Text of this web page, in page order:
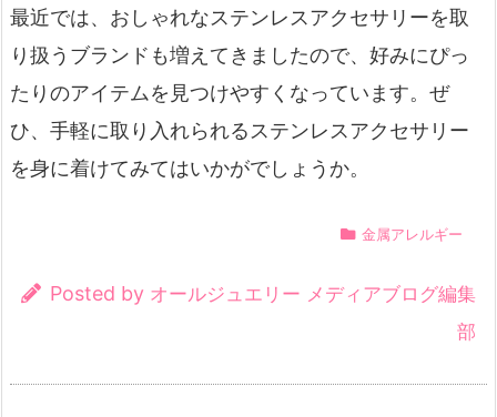
最近では、おしゃれなステンレスアクセサリーを取
り扱うブランドも増えてきましたので、好みにぴっ
たりのアイテムを見つけやすくなっています。ぜ
ひ、手軽に取り入れられるステンレスアクセサリー
を身に着けてみてはいかがでしょうか。
金属アレルギー
Posted by オールジュエリー メディアブログ編集
部